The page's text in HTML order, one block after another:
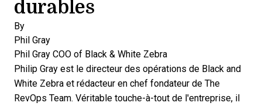
durables
By
Phil Gray
Phil Gray COO of Black & White Zebra
Philip Gray est le directeur des opérations de Black and
White Zebra et rédacteur en chef fondateur de The
RevOps Team. Véritable touche-à-tout de l'entreprise, il